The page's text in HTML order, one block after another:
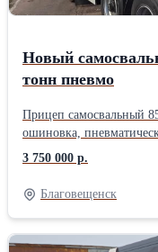
Новый
тонн пневмо
Прицеп самосвальный 8595-42. 3-х осный,
ошиновка,
6200х2240х1400. мм.
20 090. Колёса 385/
3 750 000 р.
Благовещенск